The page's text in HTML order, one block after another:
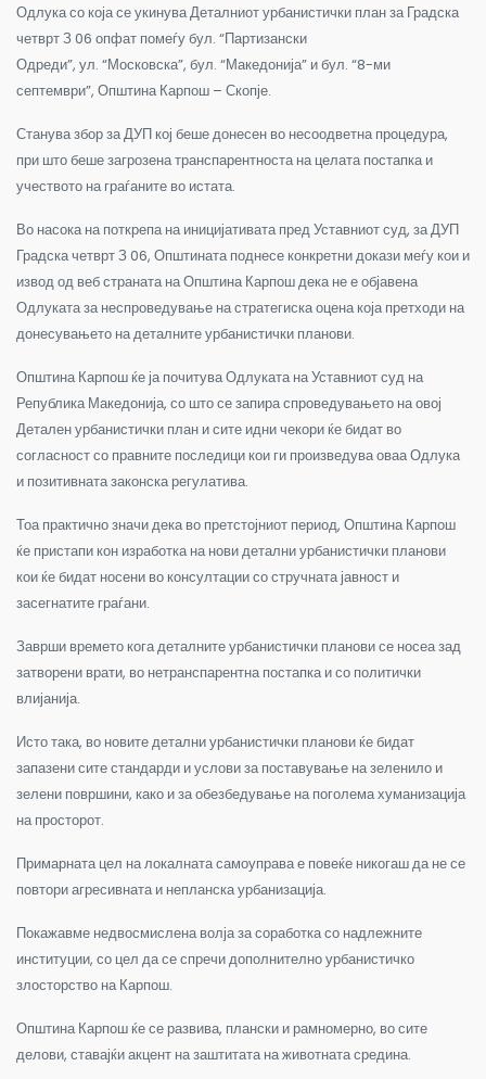
Одлука со која се укинува Деталниот урбанистички план за Градска
четврт З 06 опфат помеѓу бул. “Партизански
Одреди”, ул. “Московска”, бул. “Македонија” и бул. “8-ми
септември”, Општина Карпош – Скопје.
Станува збор за ДУП кој беше донесен во несоодветна процедура,
при што беше загрозена транспарентноста на целата постапка и
учеството на граѓаните во истата.
Во насока на поткрепа на иницијативата пред Уставниот суд, за ДУП
Градска четврт З 06, Општината поднесе конкретни докази меѓу кои и
извод од веб страната на Општина Карпош дека не е објавена
Одлуката за неспроведување на стратегиска оцена која претходи на
донесувањето на деталните урбанистички планови.
Општина Карпош ќе ја почитува Одлуката на Уставниот суд на
Република Македонија, со што се запира спроведувањето на овој
Детален урбанистички план и сите идни чекори ќе бидат во
согласност со правните последици кои ги произведува оваа Одлука
и позитивната законска регулатива.
Тоа практично значи дека во претстојниот период, Општина Карпош
ќе пристапи кон изработка на нови детални урбанистички планови
кои ќе бидат носени во консултации со стручната јавност и
засегнатите граѓани.
Заврши времето кога деталните урбанистички планови се носеа зад
затворени врати, во нетранспарентна постапка и со политички
влијанија.
Исто така, во новите детални урбанистички планови ќе бидат
запазени сите стандарди и услови за поставување на зеленило и
зелени површини, како и за обезбедување на поголема хуманизација
на просторот.
Примарната цел на локалната самоуправа е повеќе никогаш да не се
повтори агресивната и непланска урбанизација.
Покажавме недвосмислена волја за соработка со надлежните
институции, со цел да се спречи дополнително урбанистичко
злосторство на Карпош.
Општина Карпош ќе се развива, плански и рамномерно, во сите
делови, ставајќи акцент на заштитата на животната средина.